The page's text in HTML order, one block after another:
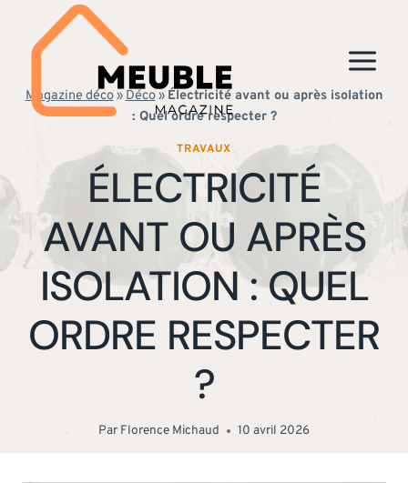
contenu
Magazine déco»Déco» Électricité avant ou après isolation
: Quel ordre respecter ?
TRAVAUX
ÉLECTRICITÉ
AVANT OU APRÈS
ISOLATION : QUEL
ORDRE RESPECTER
?
Par Florence Michaud 10 avril 2026